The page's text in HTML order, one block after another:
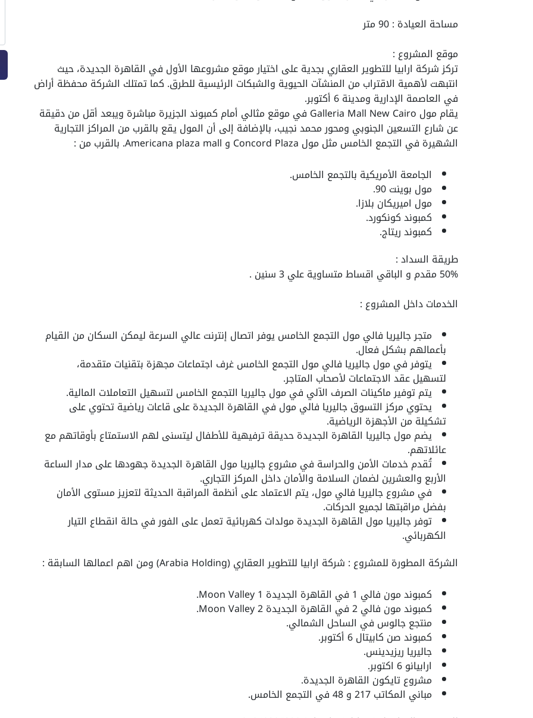
مساحة العيادة : 90 متر
موقع المشروع :
تركزشركة ارابيا للتطوير العقاري بجدية على اختيار موقع مشروعها الأول في القاهرة الجديدة، حيث
انتبهت لأهمية الاقتراب من المنشآت الحيوية والشبكات الرئيسية للطرق. كما تمتلك الشركة محفظة أراض
في العاصمة الإدارية ومدينة 6 أكتوبر.
يقام مول Galleria Mall New Cairo في موقع مثالي أمام كمبوند الجزيرة مباشرة ويبعد أقل من دقيقة
عن شارع التسعين الجنوبي ومحور محمد نجيب، بالإضافة إلى أن المول يقع بالقرب من المراكز التجارية
الشهيرة في التجمع الخامس مثل مول Concord Plaza و Americana plaza mall. بالقرب من :
الجامعة الأمريكية بالتجمع الخامس.
مول بوينت 90.
مول اميريكان بلازا.
كمبوند كونكورد.
كمبوند ريتاج.
طريقة السداد :
50% مقدم و الباقي اقساط متساوية علي 3 سنين .
الخدمات داخل المشروع :
متجر جاليريا فالي مول التجمع الخامس يوفر اتصال إنترنت عالي السرعة ليمكن السكان من القيام
بأعمالهم بشكل فعال.
يتوفر في مول جاليريا فالي مول التجمع الخامس غرف اجتماعات مجهزة بتقنيات متقدمة،
لتسهيل عقد الاجتماعات لأصحاب المتاجر.
يتم توفير ماكينات الصرف الآلي في مول جاليريا التجمع الخامس لتسهيل التعاملات المالية.
يحتوي مركز التسوق جاليريا فالي مول في القاهرة الجديدة على قاعات رياضية تحتوي على
تشكيلة من الأجهزة الرياضية.
يضم مول جاليريا القاهرة الجديدة حديقة ترفيهية للأطفال ليتسنى لهم الاستمتاع بأوقاتهم مع
عائلاتهم.
تُقدم خدمات الأمن والحراسة في مشروع جاليريا مول القاهرة الجديدة جهودها على مدار الساعة
الأربع والعشرين لضمان السلامة والأمان داخل المركز التجاري.
في مشروع جاليريا فالي مول، يتم الاعتماد على أنظمة المراقبة الحديثة لتعزيز مستوى الأمان
بفضل مراقبتها لجميع الحركات.
توفر جاليريا مول القاهرة الجديدة مولدات كهربائية تعمل على الفور في حالة انقطاع التيار
الكهربائي.
الشركة المطورة للمشروع : شركة ارابيا للتطوير العقاري (Arabia Holding) ومن اهم اعمالها السابقة :
كمبوند مون فالي 1 في القاهرة الجديدة Moon Valley 1.
كمبوند مون فالي 2 في القاهرة الجديدة Moon Valley 2.
منتجع جالوس في الساحل الشمالي.
كمبوند صن كابيتال 6 أكتوبر.
جاليريا ريزيدينس.
ارابيانو 6 اكتوبر.
مشروع تايكون القاهرة الجديدة.
مباني المكاتب 217 و 48 في التجمع الخامس.